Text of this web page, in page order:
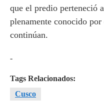
que el predio perteneció
plenamente conocido
continúan.
-
Tags Relacionados:
Cusco